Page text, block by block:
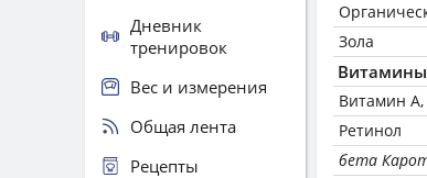
Зола
Витамины
Витамин А,
Ретинол
бета
Дневник
тренировок
Вес и измерения
Общая лента
Рецепты